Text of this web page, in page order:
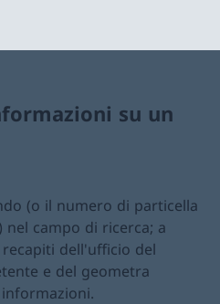
su un
(o il numero di particella
campo di ricerca; a
dell'ufficio del
e del geometra